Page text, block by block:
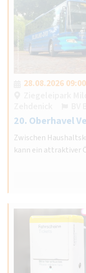
28.08.2026 09:00
20. Oberhavel
Zwischen
kann ein attraktiver